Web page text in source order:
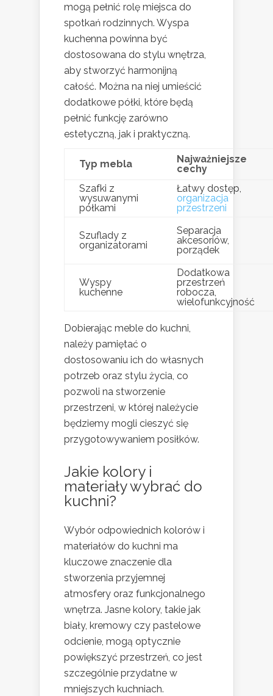
mogą pełnić rolę miejsca do
spotkań rodzinnych. Wyspa
kuchenna powinna być
dostosowana do stylu wnętrza,
aby stworzyć harmonijną
całość. Można na niej umieścić
dodatkowe półki, które będą
pełnić funkcję zarówno
estetyczną, jak i praktyczną.
Typ mebla
Najważniejsze
cechy
Szafki z
wysuwanymi
półkami
Łatwy dostęp,
organizacja
przestrzeni
Szuflady z
organizatorami
Separacja
akcesoriów,
porządek
Wyspy
kuchenne
Dodatkowa
przestrzeń
robocza,
wielofunkcyjność
Dobierając meble do kuchni,
należy pamiętać o
dostosowaniu ich do własnych
potrzeb oraz stylu życia, co
pozwoli na stworzenie
przestrzeni, w której należycie
będziemy mogli cieszyć się
przygotowywaniem posiłków.
Jakie kolory i
materiały wybrać do
kuchni?
Wybór odpowiednich kolorów i
materiałów do kuchni ma
kluczowe znaczenie dla
stworzenia przyjemnej
atmosfery oraz funkcjonalnego
wnętrza. Jasne kolory, takie jak
biały, kremowy czy pastelowe
odcienie, mogą optycznie
powiększyć przestrzeń, co jest
szczególnie przydatne w
mniejszych kuchniach.